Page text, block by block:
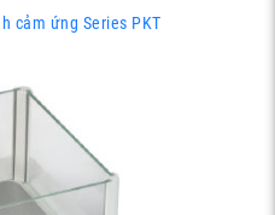
cảm ứng Series PKT